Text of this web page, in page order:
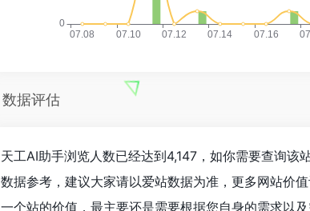
数据评估
天工AI助手浏览人数已经达到4,147，如你需要查询该
数据参考，建议大家请以爱站数据为准，更多网站价
一个站的价值，最主要还是需要根据您自身的需求以